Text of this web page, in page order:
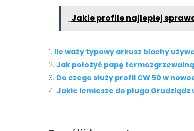
Jakie profile najlepiej
Ile waży typowy arkusz blachy
Jak położyć papę
Do czego służy profil CW 50 w
Jakie lemiesze do pługa